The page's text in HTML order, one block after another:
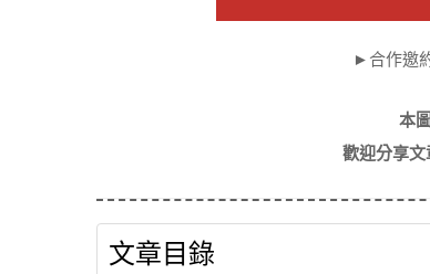
►合作邀
本
歡迎分享文
文章目錄